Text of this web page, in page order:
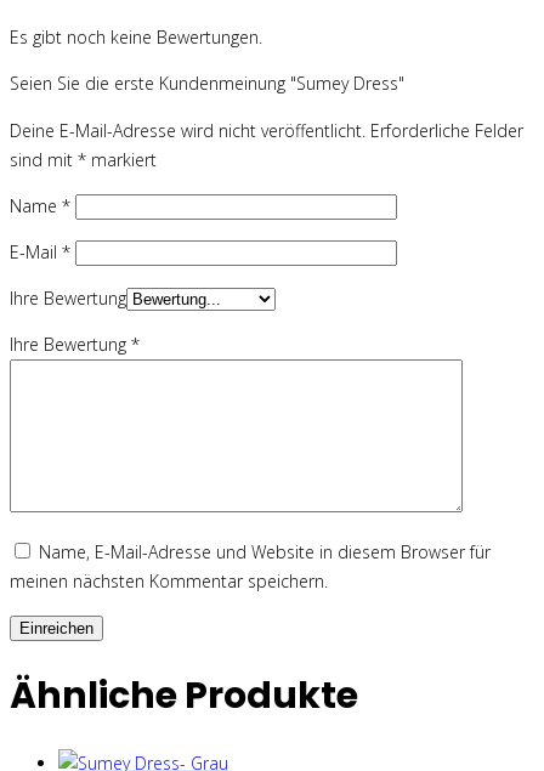
Es gibt noch keine Bewertungen.
Seien Sie die erste Kundenmeinung "Sumey Dress"
Deine E-Mail-Adresse wird nicht veröffentlicht. Erforderliche Felder
sind mit * markiert
Name *
E-Mail *
Ihre Bewertung
Ihre Bewertung *
Name, E-Mail-Adresse und Website in diesem Browser für
meinen nächsten Kommentar speichern.
Ähnliche Produkte